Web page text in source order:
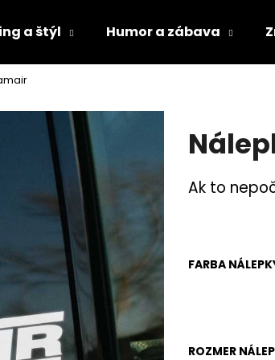
a štýl Humor a zábava
Ak to
FARBA
ROZMER
Čo potrebujete nájsť?
HĽADAŤ
Odporúčame